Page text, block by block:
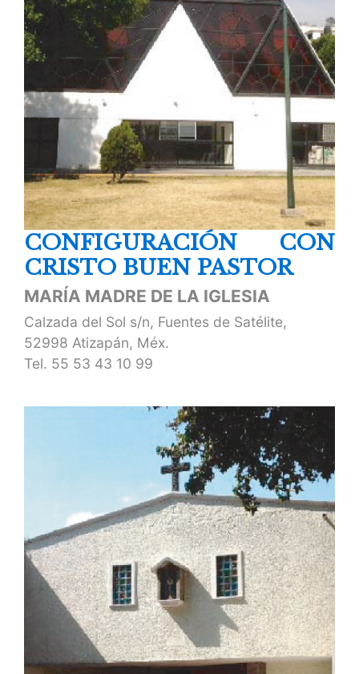
CONFIGURACIÓN CON
CRISTO BUEN PASTOR
MARÍA MADRE DE LA IGLESIA
Calzada del Sol s/n, Fuentes de Satélite,
52998 Atizapán, Méx.
Tel. 55 53 43 10 99